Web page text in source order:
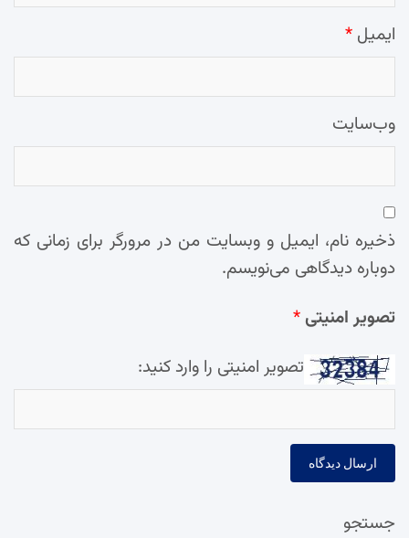
ایمیل *
وب‌سایت
ذخیره نام، ایمیل و وبسایت من در مرورگر برای زمانی که
دوباره دیدگاهی می‌نویسم.
تصویر امنیتی*
تصویر امنیتی را وارد کنید:
جستجو